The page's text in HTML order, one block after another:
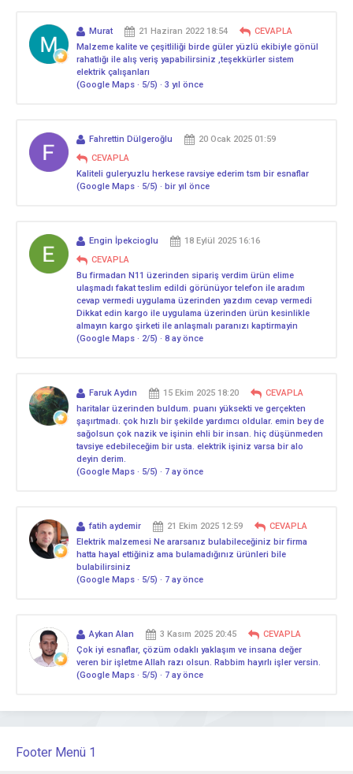
Murat 21 Haziran 2022 18:54
CEVAPLA
Malzeme kalite ve çeşitliliği birde güler yüzlü ekibiyle gönül
rahatlığı ile alış veriş yapabilirsiniz ,teşekkürler sistem
elektrik çalışanları
(Google Maps · 5/5) · 3 yıl önce
Fahrettin Dülgeroğlu
20 Ocak 2025 01:59
CEVAPLA
Kaliteli guleryuzlu herkese ravsiye ederim tsm bir esnaflar
(Google Maps · 5/5) · bir yıl önce
Engin İpekcioglu
18 Eylül 2025 16:16
CEVAPLA
Bu firmadan N11 üzerinden sipariş verdim ürün elime
ulaşmadı fakat teslim edildi görünüyor telefon ile aradım
cevap vermedi uygulama üzerinden yazdım cevap vermedi
Dikkat edin kargo ile uygulama üzerinden ürün kesinlikle
almayın kargo şirketi ile anlaşmalı paranızı kaptirmayin
(Google Maps · 2/5) · 8 ay önce
Faruk Aydın 15 Ekim 2025 18:20
CEVAPLA
haritalar üzerinden buldum. puanı yüksekti ve gerçekten
şaşırtmadı. çok hızlı bir şekilde yardımcı oldular. emin bey de
sağolsun çok nazik ve işinin ehli bir insan. hiç düşünmeden
tavsiye edebileceğim bir usta. elektrik işiniz varsa bir alo
deyin derim.
(Google Maps · 5/5) · 7 ay önce
fatih aydemir 21 Ekim 2025 12:59
CEVAPLA
Elektrik malzemesi Ne ararsanız bulabileceğiniz bir firma
hatta hayal ettiğiniz ama bulamadığınız ürünleri bile
bulabilirsiniz
(Google Maps · 5/5) · 7 ay önce
Aykan Alan 3 Kasım 2025 20:45
CEVAPLA
Çok iyi esnaflar, çözüm odaklı yaklaşım ve insana değer
veren bir işletme Allah razı olsun. Rabbim hayırlı işler versin.
(Google Maps · 5/5) · 7 ay önce
Footer Menü 1